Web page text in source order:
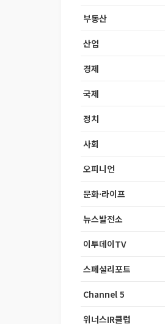
부동산
산업
경제
국제
정치
사회
오피니언
문화·라이프
뉴스발전소
이투데이TV
스페셜리포트
Channel 5
위너스IR클럽